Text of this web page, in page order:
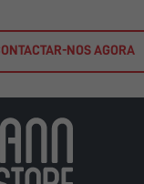
NOS AGORA